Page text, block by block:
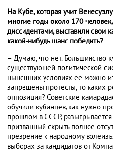
На Кубе, которая учит
многие годы около 170
диссидентами, выставили свои
какой-нибудь шанс победить?
– Думаю, что нет. Большинство
существующей политической
нынешних условиях ее можно
запрещены протесты, то каких
оппозиция? Советские
обучили кубинцев, как нужно
прошлом в СССР,
призванный скрыть полное
презрение к народному
выборах за кандидатов от